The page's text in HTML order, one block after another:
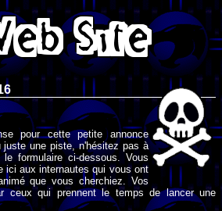
pour cette petite annonce
juste une piste, n'hésitez pas à
formulaire ci-dessous. Vous
ici aux internautes qui vous ont
que vous cherchiez. Vos
ceux qui prennent le temps de lancer une